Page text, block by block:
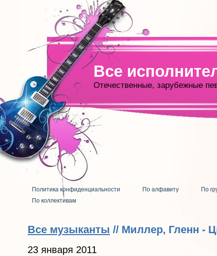
Все
Отечественные, зарубежные
Политика конфиденциальности По алфавиту
По
По коллективам
Все музыканты // Миллер, Гленн -
23 января 2011